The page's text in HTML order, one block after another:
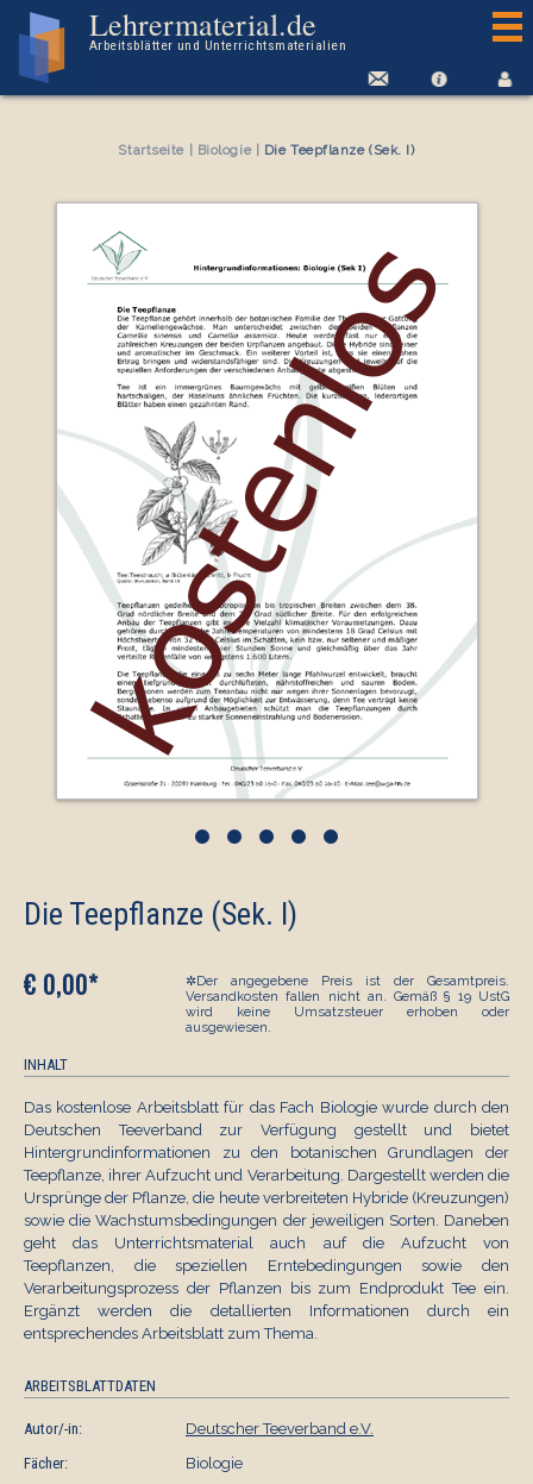
Lehrermaterial.de
Arbeitsblätter und Unterrichtsmaterialien
Startseite Biologie| Die Teepflanze (Sek. I)
•••••
Die Teepflanze (Sek. I)
€ 0,00*
✲Der angegebene Preis ist der Gesamtpreis.
Versandkosten fallen nicht an. Gemäß § 19 UstG
wird keine Umsatzsteuer erhoben oder
ausgewiesen.
INHALT
Das kostenlose Arbeitsblatt für das Fach Biologie wurde durch den
Deutschen Teeverband zur Verfügung gestellt und bietet
Hintergrundinformationen zu den botanischen Grundlagen der
Teepflanze, ihrer Aufzucht und Verarbeitung. Dargestellt werden die
Ursprünge der Pflanze, die heute verbreiteten Hybride (Kreuzungen)
sowie die Wachstumsbedingungen der jeweiligen Sorten. Daneben
geht das Unterrichtsmaterial auch auf die Aufzucht von
Teepflanzen, die speziellen Erntebedingungen sowie den
Verarbeitungsprozess der Pflanzen bis zum Endprodukt Tee ein.
Ergänzt werden die detallierten Informationen durch ein
entsprechendes Arbeitsblatt zum Thema.
ARBEITSBLATTDATEN
Autor/-in:
Deutscher Teeverband e.V.
Fächer:
Biologie